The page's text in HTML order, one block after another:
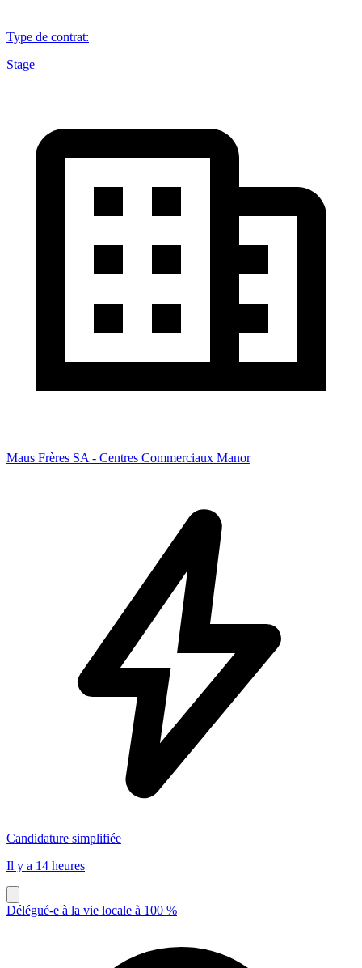
Type de contrat:
Stage
Maus Frères SA - Centres Commerciaux Manor
Candidature simplifiée
Il y a 14 heures
Délégué-e à la vie locale à 100 %